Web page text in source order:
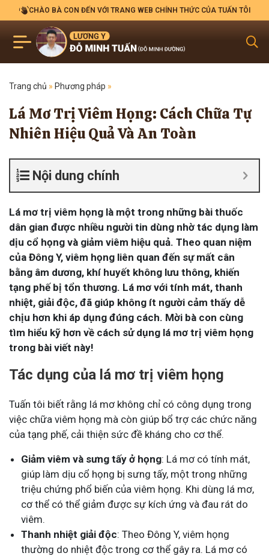
CHÀO BÀ CON ĐẾN VỚI TRANG WEB CHÍNH THỨC CỦA TUẤN TÔI
Trang chủ » Phương pháp »
Lá Mơ Trị Viêm Họng: Cách Chữa Tự
Nhiên Hiệu Quả Và An Toàn
Nội dung chính
Lá mơ trị viêm họng là một trong những bài thuốc
dân gian được nhiều người tin dùng nhờ tác dụng làm
dịu cổ họng và giảm viêm hiệu quả. Theo quan niệm
của Đông Y, viêm họng liên quan đến sự mất cân
bằng âm dương, khí huyết không lưu thông, khiến
tạng phế bị tổn thương. Lá mơ với tính mát, thanh
nhiệt, giải độc, đã giúp không ít người cảm thấy dễ
chịu hơn khi áp dụng đúng cách. Mời bà con cùng
tìm hiểu kỹ hơn về cách sử dụng lá mơ trị viêm họng
trong bài viết này!
Tác dụng của lá mơ trị viêm họng
Tuấn tôi biết rằng lá mơ không chỉ có công dụng trong
việc chữa viêm họng mà còn giúp bổ trợ các chức năng
của tạng phế, cải thiện sức đề kháng cho cơ thể.
Giảm viêm và sưng tấy ở họng: Lá mơ có tính mát,
giúp làm dịu cổ họng bị sưng tấy, một trong những
triệu chứng phổ biến của viêm họng. Khi dùng lá mơ,
cơ thể có thể giảm được sự kích ứng và đau rát do
viêm.
Thanh nhiệt giải độc: Theo Đông Y, viêm họng
thường do nhiệt độc trong cơ thể gây ra. Lá mơ có